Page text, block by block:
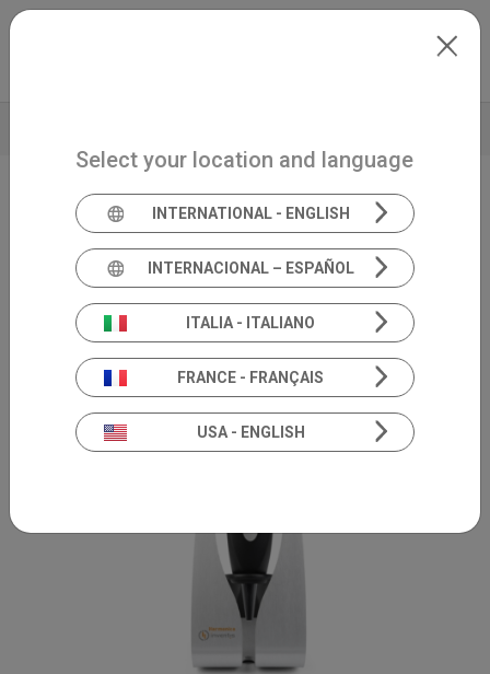
Skip to main content
Video otoscopio portatile
Harmonica
Select your location and language
INTERNATIONAL - ENGLISH
INTERNACIONAL – ESPAÑOL
ITALIA - ITALIANO
FRANCE - FRANÇAIS
USA - ENGLISH